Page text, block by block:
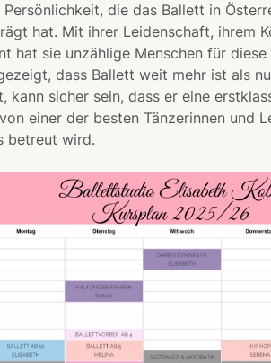
Persönlichkeit, die das Ballett in
hat. Mit ihrer Leidenschaft, ihrem
hat sie unzählige Menschen für
dass Ballett weit mehr ist als
kann sicher sein, dass er eine
einer der besten Tänzerinnen und
betreut wird.